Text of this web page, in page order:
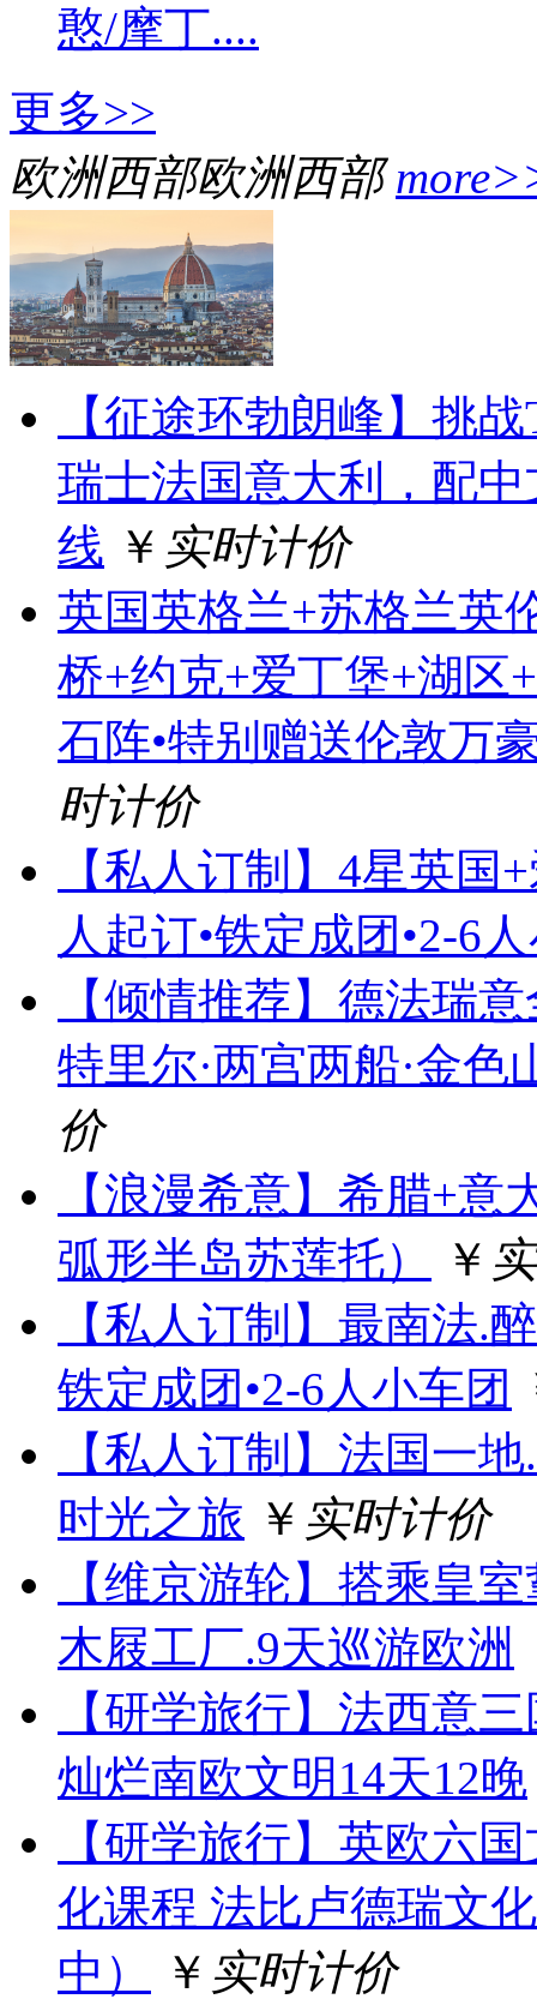
憨/摩丁....
更多>>
欧洲西部欧洲西部
【征途环勃朗峰】挑
瑞士法国意大利，配
线 ￥ 实时计价
英国英格兰+苏格兰英
桥+约克+爱丁堡+湖区
石阵•特别赠送伦敦万
时计价
【私人订制】4星英国
人起订•铁定成团•2-6
【倾情推荐】德法瑞
特里尔·两宫两船·金色
价
【浪漫希意】希腊+
弧形半岛苏莲托）
￥
【私人订制】最南法.
铁定成团•2-6人小车团
【私人订制】法国一
时光之旅 ￥ 实时计价
【维京游轮】搭乘皇
木屐工厂.9天巡游欧洲
【研学旅行】法西意
灿烂南欧文明14天12晚
【研学旅行】英欧六
化课程 法比卢德瑞文
中）
￥ 实时计价